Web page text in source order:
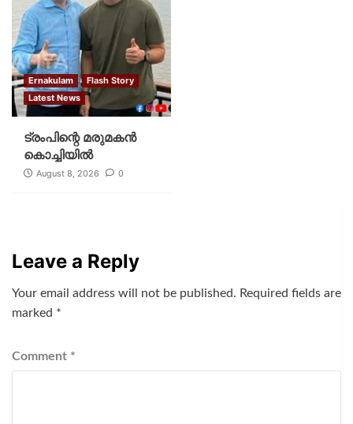
Ernakulam
Flash Story
Latest News
ട്രംപിന്റെ മരുമകന്‍
കൊച്ചിയില്‍
August 8, 2026 0
Leave a Reply
Your email address will not be published. Required fields are
marked *
Comment *